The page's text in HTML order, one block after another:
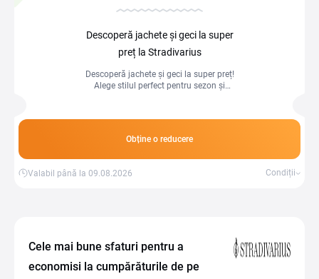
Descoperă jachete și geci la super
preț la Stradivarius
Descoperă jachete și geci la super preț!
Alege stilul perfect pentru sezon și
Obține o reducere
Valabil până la 09.08.2026 Condiții
Cele mai bune sfaturi pentru a
economisi la cumpărăturile de pe